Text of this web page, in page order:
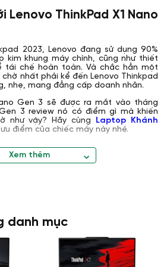
Lenovo ThinkPad X1 Nano
2023, Lenovo đang sử dụng 90%
kim khung máy chính, cũng như thiết
tái chế hoàn toàn. Và chắc hẳn một
nhất phải kể đến Lenovo Thinkpad
nhẹ, mang đẳng cấp doanh nhân.
Gen 3 sẽ được ra mắt vào tháng
3 review nó có điểm gì mà khiến
như vậy? Hãy cùng Laptop Khánh
điểm của chiếc máy này nhé.
Xem thêm
danh mục